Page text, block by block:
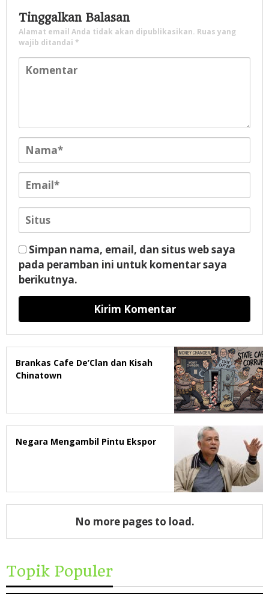
Tinggalkan Balasan
Alamat email Anda tidak akan dipublikasikan. Ruas yang
wajib ditandai *
Simpan nama, email, dan situs web saya
pada peramban ini untuk komentar saya
berikutnya.
Brankas Cafe De’Clan dan Kisah
Chinatown
Negara Mengambil Pintu Ekspor
No more pages to load.
Topik Populer